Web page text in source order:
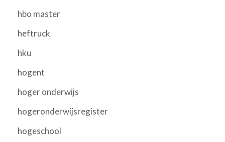
hbo master
heftruck
hku
hogent
hoger onderwijs
hogeronderwijsregister
hogeschool